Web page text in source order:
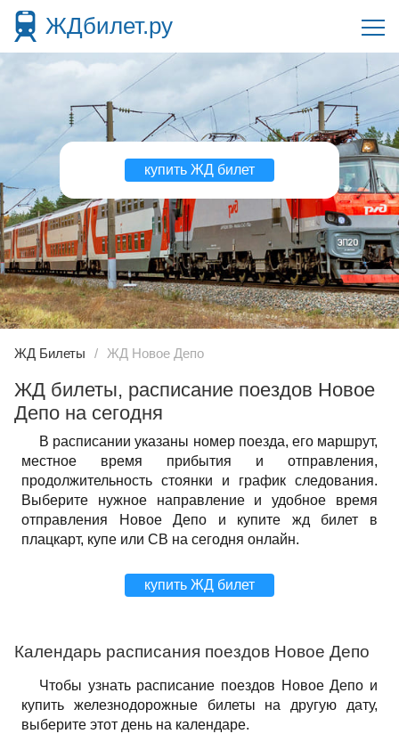
ЖДбилет.ру
купить ЖД билет
ЖД Билеты ЖД Новое Депо
ЖД билеты, расписание поездов Новое
Депо на сегодня
В расписании указаны номер поезда, его маршрут,
местное время прибытия и отправления,
продолжительность стоянки и график следования.
Выберите нужное направление и удобное время
отправления Новое Депо и купите жд билет в
плацкарт, купе или СВ на сегодня онлайн.
купить ЖД билет
Календарь расписания поездов Новое Депо
Чтобы узнать расписание поездов Новое Депо и
купить железнодорожные билеты на другую дату,
выберите этот день на календаре.